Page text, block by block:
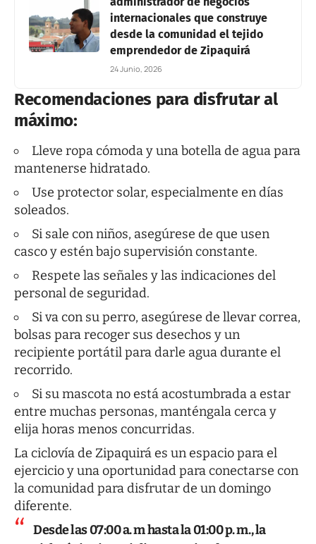
internacionales que construye
desde la comunidad el tejido
emprendedor de Zipaquirá
24 Junio, 2026
Recomendaciones para disfrutar al
máximo:
Lleve ropa cómoda y una botella de agua para
mantenerse hidratado.
Use protector solar, especialmente en días
soleados.
Si sale con niños, asegúrese de que usen
casco y estén bajo supervisión constante.
Respete las señales y las indicaciones del
personal de seguridad.
Si va con su perro, asegúrese de llevar correa,
bolsas para recoger sus desechos y un
recipiente portátil para darle agua durante el
recorrido.
Si su mascota no está acostumbrada a estar
entre muchas personas, manténgala cerca y
elija horas menos concurridas.
La ciclovía de Zipaquirá es un espacio para el
ejercicio y una oportunidad para conectarse con
la comunidad para disfrutar de un domingo
diferente.
Desde las 07:00 a. m hasta la 01:00 p. m., la